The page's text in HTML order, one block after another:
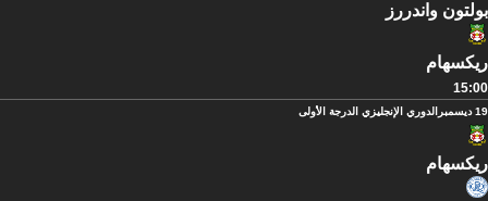
بولتون واندررز
ريكسهام
15:00
19 ديسمبر الدوري الإنجليزي الدرجة الأولى
ريكسهام